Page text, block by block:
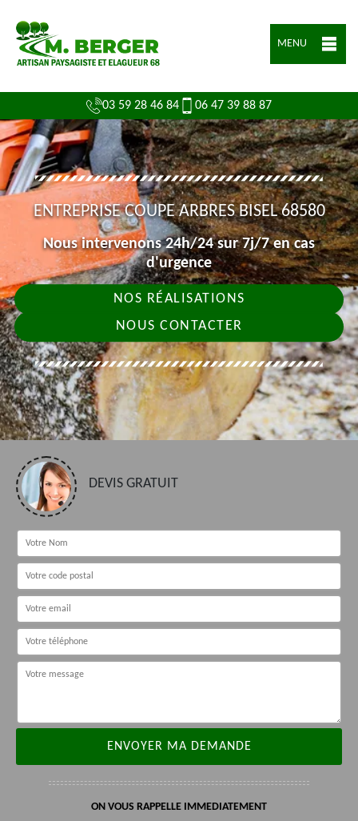
MENU
03 59 28 46 84 06 47 39 88 87
ENTREPRISE COUPE ARBRES BISEL 68580
Nous intervenons 24h/24 sur 7j/7 en cas
d'urgence
NOS RÉALISATIONS
NOUS CONTACTER
DEVIS GRATUIT
ON VOUS RAPPELLE IMMEDIATEMENT